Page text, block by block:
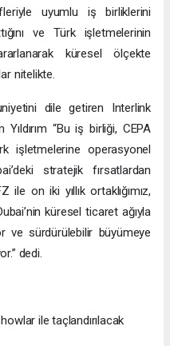
uyumlu iş birliklerini
ve Türk işletmelerinin
küresel ölçekte
nitelikte.
dile getiren Interlink
“Bu iş birliği, CEPA
işletmelerine operasyonel
stratejik fırsatlardan
ile on iki yıllık ortaklığımız,
küresel ticaret ağıyla
ve sürdürülebilir büyümeye
dedi.
ile taçlandırılacak